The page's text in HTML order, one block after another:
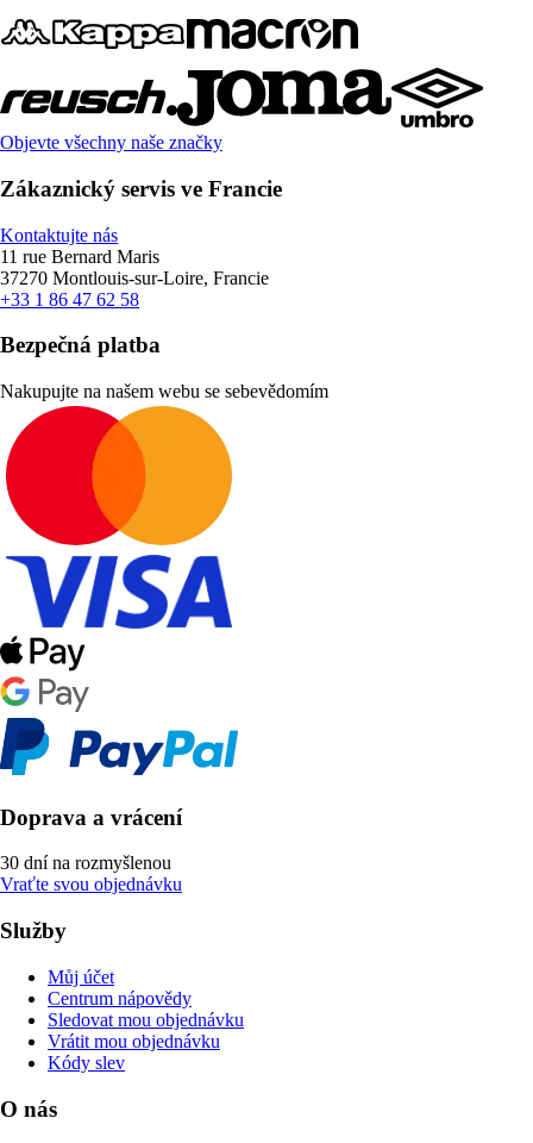
Objevte všechny naše značky
Zákaznický servis ve Francie
Kontaktujte nás
11 rue Bernard Maris
37270 Montlouis-sur-Loire, Francie
+33 1 86 47 62 58
Bezpečná platba
Nakupujte na našem webu se sebevědomím
Doprava a vrácení
30 dní na rozmyšlenou
Vraťte svou objednávku
Služby
Můj účet
Centrum nápovědy
Sledovat mou objednávku
Vrátit mou objednávku
Kódy slev
O nás